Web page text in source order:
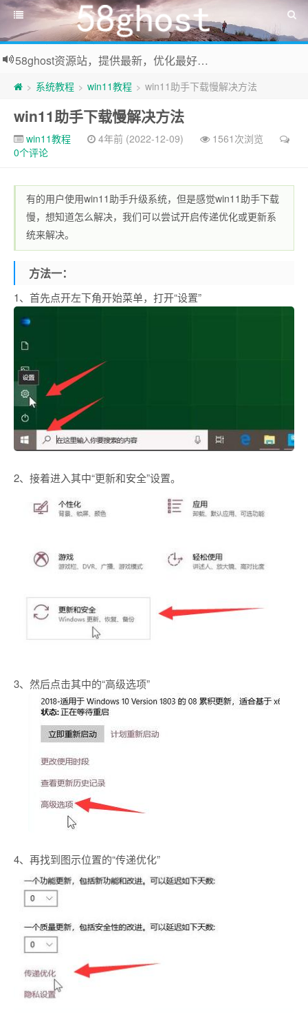
58ghost资源站，提供最新，优化最好系统及装机常用软件下载
> 系统教程 > win11教程 > win11助手下载慢解决方法
win11助手下载慢解决方法
win11教程 4年前 (2022-12-09)
1561次浏览
0个评论
有的用户使用win11助手升级系统，但是感觉win11助手下载
慢，想知道怎么解决，我们可以尝试开启传递优化或更新系
统来解决。
方法一：
1、首先点开左下角开始菜单，打开“设置”
2、接着进入其中“更新和安全”设置。
3、然后点击其中的“高级选项”
4、再找到图示位置的“传递优化”